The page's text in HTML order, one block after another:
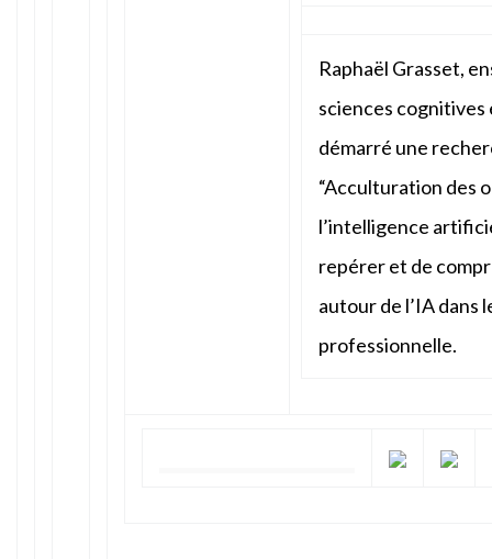
Raphaël Grasset,
sciences
démarré une
“Acculturation des
l’intelligence
repérer et de
autour de l’IA dans
professionnelle.